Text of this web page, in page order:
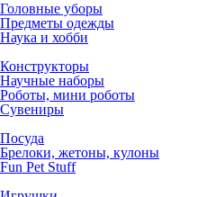
Головные уборы
Предметы одежды
Наука и хобби
Конструкторы
Научные наборы
Роботы, мини роботы
Сувениры
Посуда
Брелоки, жетоны, кулоны
Fun Pet Stuff